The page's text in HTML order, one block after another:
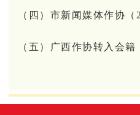
（四）市新闻媒体作协
（五）广西作协转入会